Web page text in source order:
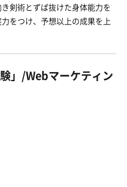
剣術とずば抜けた身体能力を
をつけ、予想以上の成果を上
」/Webマーケティン